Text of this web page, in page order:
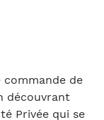
de
découvrant
Privée qui se